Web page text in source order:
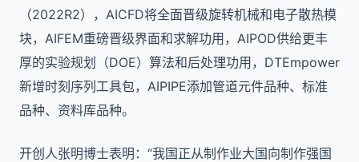
（2022R2），AICFD将全面晋级旋转机械和电子散热模
块，AIFEM重磅晋级界面和求解功用，AIPOD供给更丰
厚的实验规划（DOE）算法和后处理功用，DTEmpower
新增时刻序列工具包，AIPIPE添加管道元件品种、标准
品种、资料库品种。
开创人张明博士表明：“我国正从制作业大国向制作强国